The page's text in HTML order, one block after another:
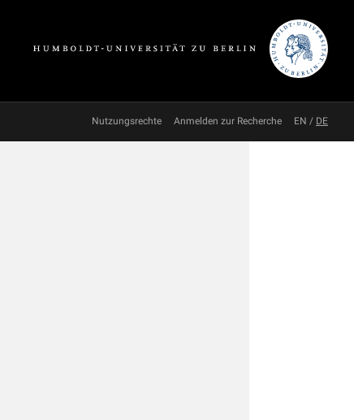
Nutzungsrechte Anmelden zur Recherche EN / DE